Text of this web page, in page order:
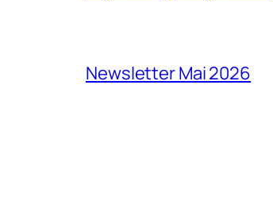
Newsletter Mai 2026